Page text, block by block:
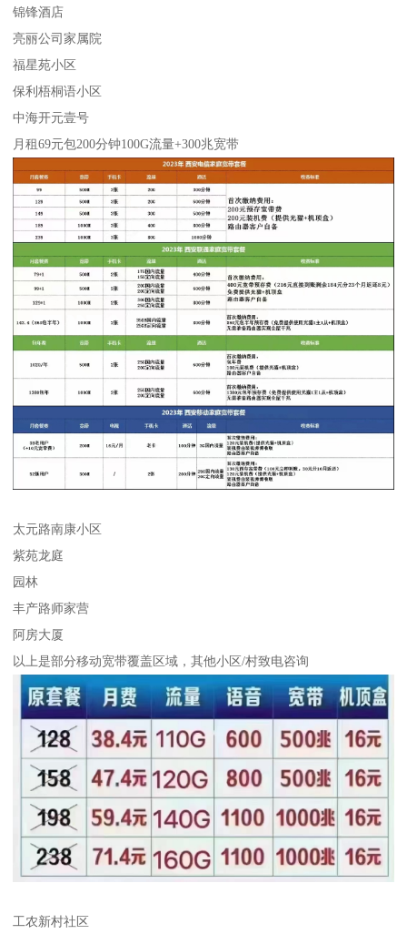
锦锋酒店
亮丽公司家属院
福星苑小区
保利梧桐语小区
中海开元壹号
月租69元包200分钟100G流量+300兆宽带
太元路南康小区
紫苑龙庭
园林
丰产路师家营
阿房大厦
以上是部分移动宽带覆盖区域，其他小区/村致电咨询
工农新村社区